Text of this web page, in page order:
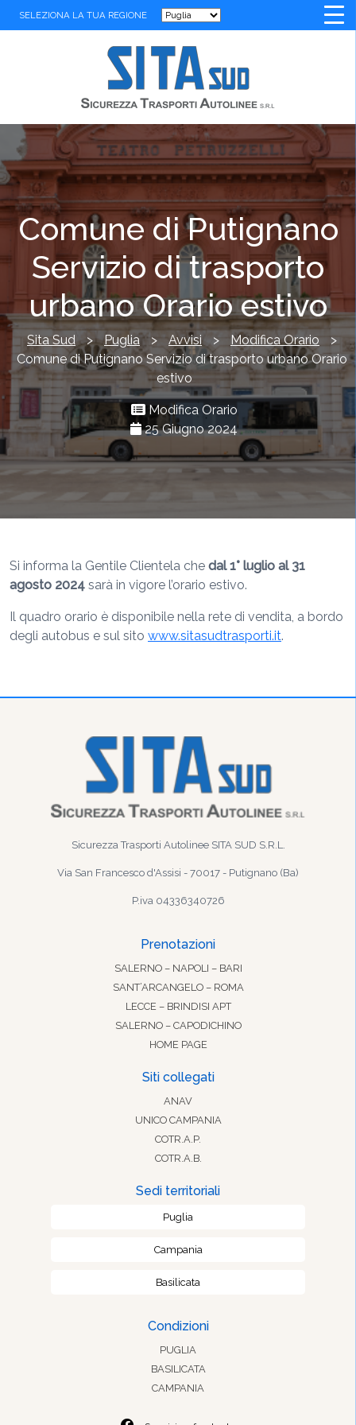
SELEZIONA LA TUA REGIONE
Comune di Putignano
Servizio di trasporto
urbano Orario estivo
Sita Sud > Puglia > Avvisi > Modifica Orario
>
Comune di Putignano Servizio di trasporto urbano Orario
estivo
Modifica Orario
25 Giugno 2024
Si informa la Gentile Clientela che dal 1° luglio al 31
agosto 2024 sarà in vigore l’orario estivo.
Il quadro orario è disponibile nella rete di vendita, a bordo
degli autobus e sul sito www.sitasudtrasporti.it.
Sicurezza Trasporti Autolinee SITA SUD S.R.L.
Via San Francesco d'Assisi - 70017 - Putignano (Ba)
P.iva 04336340726
Prenotazioni
SALERNO – NAPOLI – BARI
SANT’ARCANGELO – ROMA
LECCE – BRINDISI APT
SALERNO – CAPODICHINO
HOME PAGE
Siti collegati
ANAV
UNICO CAMPANIA
COTR.A.P.
COTR.A.B.
Sedi territoriali
Puglia
Campania
Basilicata
Condizioni
PUGLIA
BASILICATA
CAMPANIA